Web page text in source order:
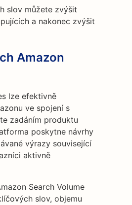
slov můžete zvýšit
a nakonec zvýšit
Amazon
lze efektivně
ve spojení s
zadáním produktu
poskytne návrhy
výrazy související
aktivně
Search Volume
slov, objemu